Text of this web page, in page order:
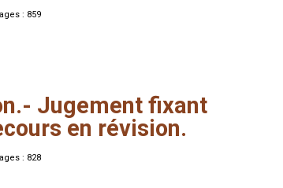
: 859
Jugement fixant
en révision.
: 828